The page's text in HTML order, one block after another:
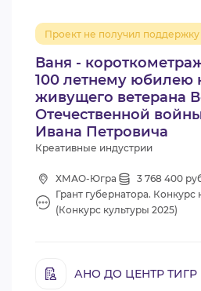
Ваня -
100 летнему юбилею
живущего ветерана
Отечественной
Ивана Петровича
Проект не получил поддержку
Креативные индустрии
ХМАО-Югра
3 768 400
Грант губернатора.
(Конкурс культуры 2025)
АНО ДО ЦЕНТР ТИГР